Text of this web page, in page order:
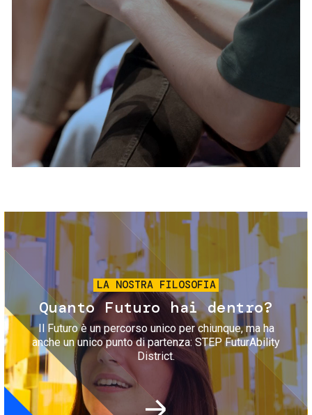
Servizi e accessibilità
Biglietti
Immagine
LA NOSTRA FILOSOFIA
Quanto Futuro hai dentro?
Il Futuro è un percorso unico per chiunque, ma ha
anche un unico punto di partenza: STEP FuturAbility
District.